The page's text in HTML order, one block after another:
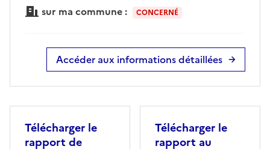
sur ma commune : CONCERNÉ
Accéder aux informations détaillées
Télécharger le
rapport de
Télécharger le
rapport au